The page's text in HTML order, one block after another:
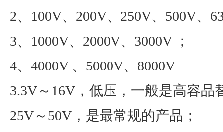
2、100V、200V、250V、500V、
3、1000V、2000V、3000V ；
4、4000V 、5000V、8000V
3.3V～16V，低压，一般是高容品
25V～50V，是最常规的产品；